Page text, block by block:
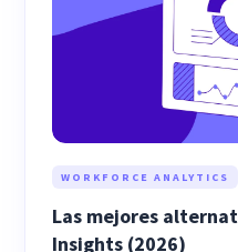
WORKFORCE ANALYTICS
Las mejores
Insights (2026)